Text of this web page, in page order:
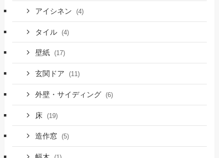
アイシネン (4)
タイル (4)
壁紙 (17)
玄関ドア (11)
外壁・サイディング (6)
床 (19)
造作窓 (5)